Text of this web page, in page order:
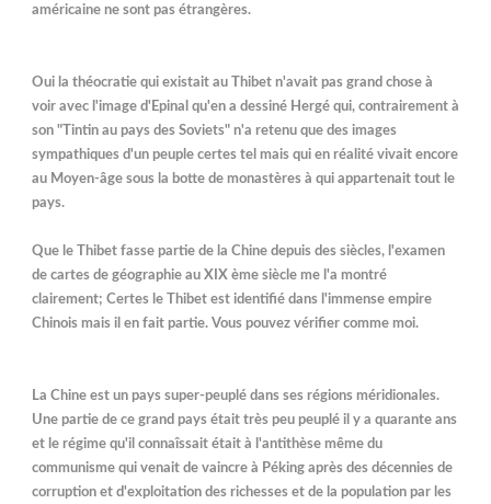
américaine ne sont pas étrangères.
Oui la théocratie qui existait au Thibet n'avait pas grand chose à
voir avec l'image d'Epinal qu'en a dessiné Hergé qui, contrairement à
son "Tintin au pays des Soviets" n'a retenu que des images
sympathiques d'un peuple certes tel mais qui en réalité vivait encore
au Moyen-âge sous la botte de monastères à qui appartenait tout le
pays.
Que le Thibet fasse partie de la Chine depuis des siècles, l'examen
de cartes de géographie au XIX ème siècle me l'a montré
clairement; Certes le Thibet est identifié dans l'immense empire
Chinois mais il en fait partie. Vous pouvez vérifier comme moi.
La Chine est un pays super-peuplé dans ses régions méridionales.
Une partie de ce grand pays était très peu peuplé il y a quarante ans
et le régime qu'il connaîssait était à l'antithèse même du
communisme qui venait de vaincre à Péking après des décennies de
corruption et d'exploitation des richesses et de la population par les